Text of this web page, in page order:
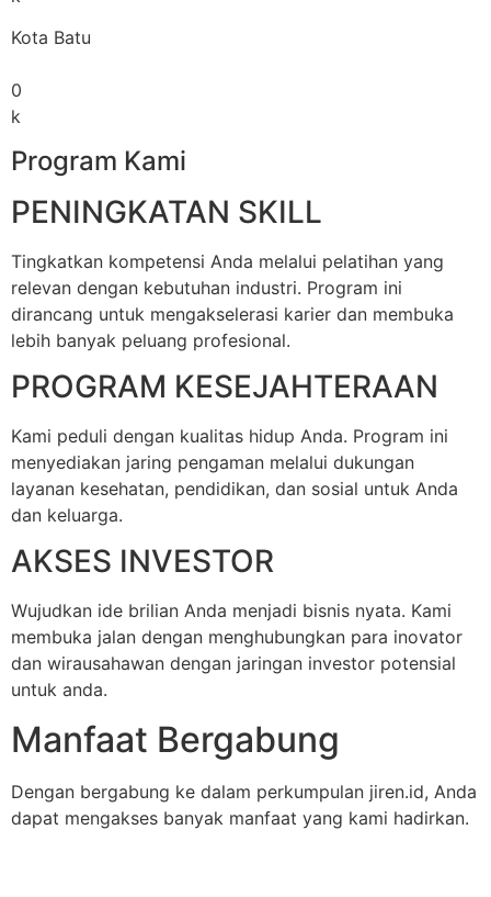
Kota Batu
0
k
Program Kami
PENINGKATAN SKILL
Tingkatkan kompetensi Anda melalui pelatihan yang
relevan dengan kebutuhan industri. Program ini
dirancang untuk mengakselerasi karier dan membuka
lebih banyak peluang profesional.
PROGRAM KESEJAHTERAAN
Kami peduli dengan kualitas hidup Anda. Program ini
menyediakan jaring pengaman melalui dukungan
layanan kesehatan, pendidikan, dan sosial untuk Anda
dan keluarga.
AKSES INVESTOR
Wujudkan ide brilian Anda menjadi bisnis nyata. Kami
membuka jalan dengan menghubungkan para inovator
dan wirausahawan dengan jaringan investor potensial
untuk anda.
Manfaat Bergabung
Dengan bergabung ke dalam perkumpulan jiren.id, Anda
dapat mengakses banyak manfaat yang kami hadirkan.